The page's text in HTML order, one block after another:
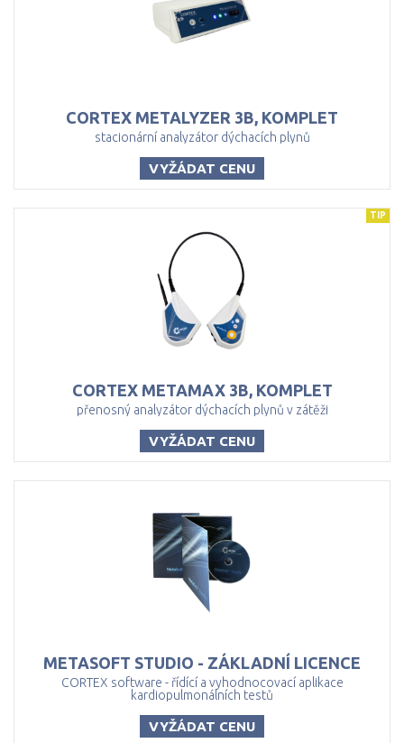
CORTEX METALYZER 3B, KOMPLET
stacionární analyzátor dýchacích plynů
VYŽÁDAT CENU
CORTEX METAMAX 3B, KOMPLET
přenosný analyzátor dýchacích plynů v zátěži
VYŽÁDAT CENU
TIP
METASOFT STUDIO - ZÁKLADNÍ LICENCE
CORTEX software - řídící a vyhodnocovací aplikace
kardiopulmonálních testů
VYŽÁDAT CENU